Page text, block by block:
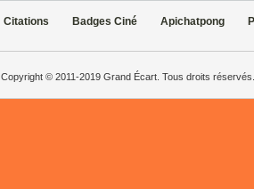
Citations Badges Ciné Apichatpong
Copyright © 2011-2019 Grand Écart. Tous droits réservés.